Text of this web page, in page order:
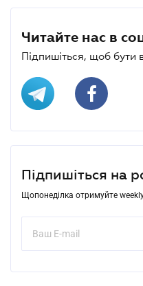
Читайте нас в
Підпишіться, щоб бути
Підпишіться на
Щопонеділка отримуйте